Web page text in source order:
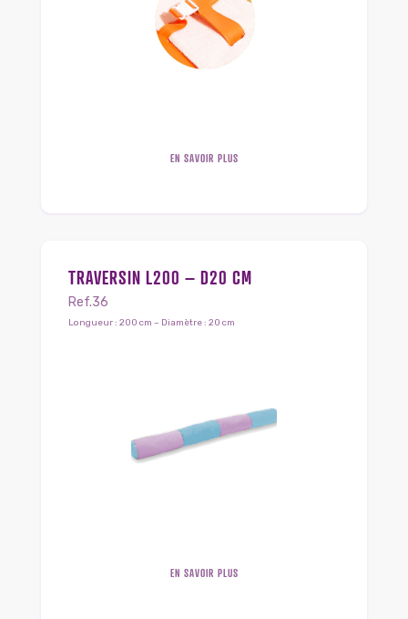
EN SAVOIR PLUS
TRAVERSIN L200 – D20 CM
Ref.36
Longueur : 200 cm – Diamètre : 20 cm
EN SAVOIR PLUS